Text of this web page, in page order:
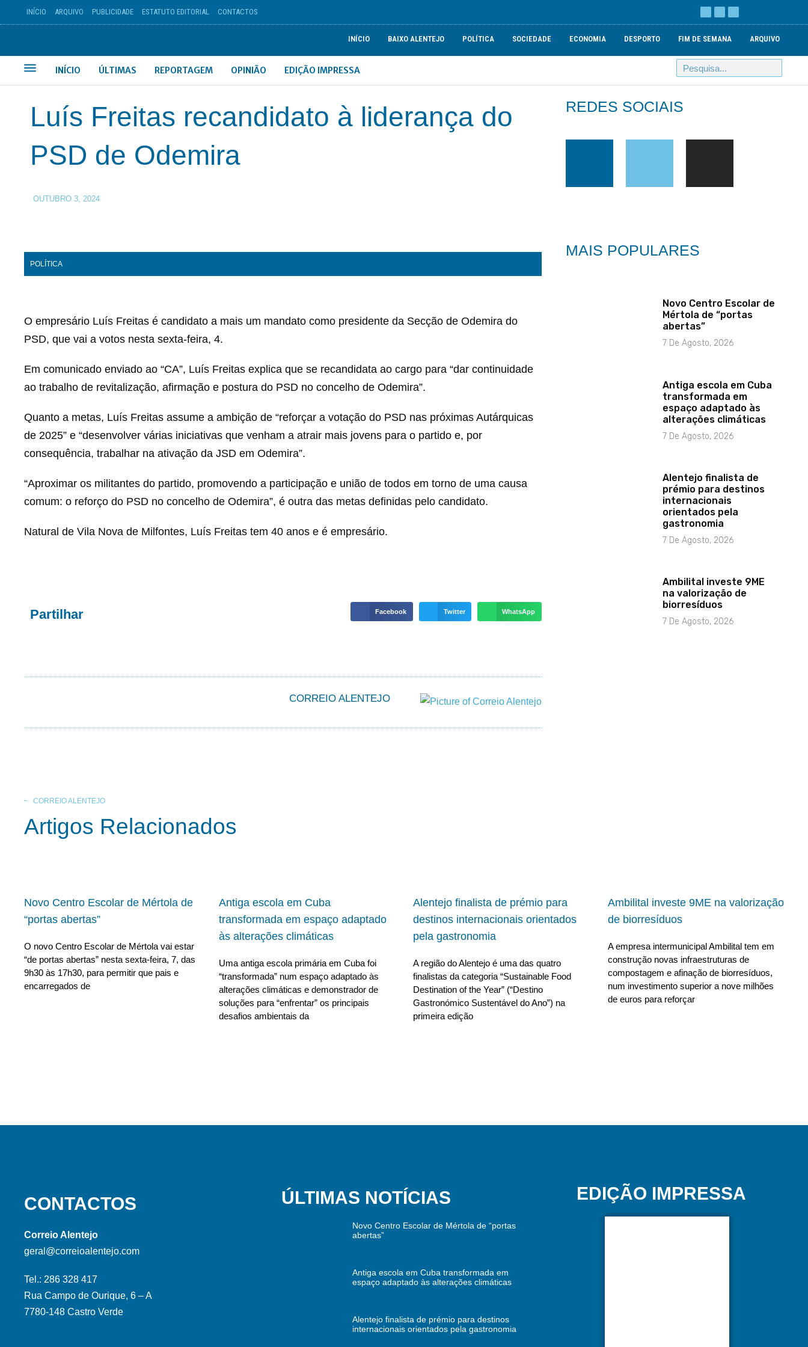
INÍCIO ARQUIVO PUBLICIDADE ESTATUTO EDITORIAL CONTACTOS
INÍCIO BAIXO ALENTEJO POLÍTICA SOCIEDADE ECONOMIA DESPORTO FIM DE SEMANA ARQUIVO
INÍCIO ÚLTIMAS REPORTAGEM OPINIÃO EDIÇÃO IMPRESSA
Luís Freitas recandidato à liderança do
PSD de Odemira
OUTUBRO 3, 2024
POLÍTICA
O empresário Luís Freitas é candidato a mais um mandato como presidente da Secção de Odemira do
PSD, que vai a votos nesta sexta-feira, 4.
Em comunicado enviado ao “CA”, Luís Freitas explica que se recandidata ao cargo para “dar continuidade
ao trabalho de revitalização, afirmação e postura do PSD no concelho de Odemira”.
Quanto a metas, Luís Freitas assume a ambição de “reforçar a votação do PSD nas próximas Autárquicas
de 2025” e “desenvolver várias iniciativas que venham a atrair mais jovens para o partido e, por
consequência, trabalhar na ativação da JSD em Odemira”.
“Aproximar os militantes do partido, promovendo a participação e união de todos em torno de uma causa
comum: o reforço do PSD no concelho de Odemira”, é outra das metas definidas pelo candidato.
Natural de Vila Nova de Milfontes, Luís Freitas tem 40 anos e é empresário.
Partilhar Facebook Twitter WhatsApp
CORREIO ALENTEJO
REDES SOCIAIS
MAIS POPULARES
Novo Centro Escolar de
Mértola de “portas
abertas”
7 De Agosto, 2026
Antiga escola em Cuba
transformada em
espaço adaptado às
alterações climáticas
7 De Agosto, 2026
Alentejo finalista de
prémio para destinos
internacionais
orientados pela
gastronomia
7 De Agosto, 2026
Ambilital investe 9ME
na valorização de
biorresíduos
7 De Agosto, 2026
CORREIO ALENTEJO
Artigos Relacionados
Novo Centro Escolar de Mértola de
“portas abertas”
O novo Centro Escolar de Mértola vai estar
“de portas abertas” nesta sexta-feira, 7, das
9h30 às 17h30, para permitir que pais e
encarregados de
Antiga escola em Cuba
transformada em espaço adaptado
às alterações climáticas
Uma antiga escola primária em Cuba foi
“transformada” num espaço adaptado às
alterações climáticas e demonstrador de
soluções para “enfrentar” os principais
desafios ambientais da
Alentejo finalista de prémio para
destinos internacionais orientados
pela gastronomia
A região do Alentejo é uma das quatro
finalistas da categoria “Sustainable Food
Destination of the Year” (“Destino
Gastronómico Sustentável do Ano”) na
primeira edição
Ambilital investe 9ME na valorização
de biorresíduos
A empresa intermunicipal Ambilital tem em
construção novas infraestruturas de
compostagem e afinação de biorresíduos,
num investimento superior a nove milhões
de euros para reforçar
CONTACTOS
Correio Alentejo
geral@correioalentejo.com
Tel.: 286 328 417
Rua Campo de Ourique, 6 – A
7780-148 Castro Verde
ÚLTIMAS NOTÍCIAS
Novo Centro Escolar de Mértola de “portas
abertas”
Antiga escola em Cuba transformada em
espaço adaptado às alterações climáticas
Alentejo finalista de prémio para destinos
internacionais orientados pela gastronomia
EDIÇÃO IMPRESSA